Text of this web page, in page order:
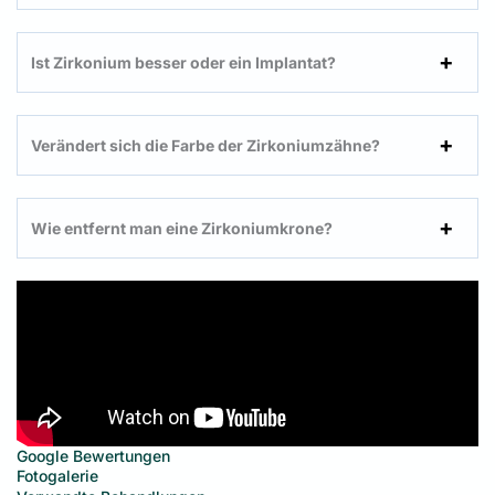
Ist Zirkonium besser oder ein Implantat?
Verändert sich die Farbe der Zirkoniumzähne?
Wie entfernt man eine Zirkoniumkrone?
Google Bewertungen
Fotogalerie